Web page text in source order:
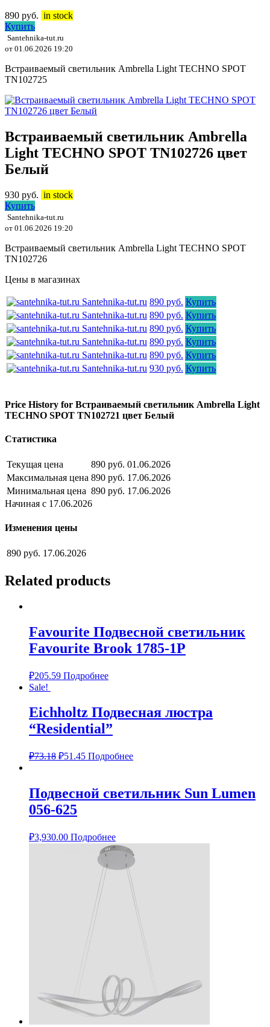
890 руб. in stock
Купить
Santehnika-tut.ru
от 01.06.2026 19:20
Встраиваемый светильник Ambrella Light TECHNO SPOT
TN102725
Встраиваемый светильник Ambrella
Light TECHNO SPOT TN102726 цвет
Белый
930 руб. in stock
Купить
Santehnika-tut.ru
от 01.06.2026 19:20
Встраиваемый светильник Ambrella Light TECHNO SPOT
TN102726
Цены в магазинах
Santehnika-tut.ru 890 руб. Купить
Santehnika-tut.ru 890 руб. Купить
Santehnika-tut.ru 890 руб. Купить
Santehnika-tut.ru 890 руб. Купить
Santehnika-tut.ru 890 руб. Купить
Santehnika-tut.ru 930 руб. Купить
Price History for Встраиваемый светильник Ambrella Light
TECHNO SPOT TN102721 цвет Белый
Статистика
Текущая цена 890 руб. 01.06.2026
Максимальная цена 890 руб. 17.06.2026
Минимальная цена 890 руб. 17.06.2026
Начиная с 17.06.2026
Изменения цены
890 руб. 17.06.2026
Related products
Favourite Подвесной светильник
Favourite Brook 1785-1P
₽205.59 Подробнее
Sale!
Eichholtz Подвесная люстра
“Residential”
₽73.18 ₽51.45 Подробнее
Подвесной светильник Sun Lumen
056-625
₽3,930.00 Подробнее